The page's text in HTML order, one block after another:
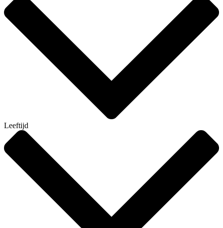
Leeftijd